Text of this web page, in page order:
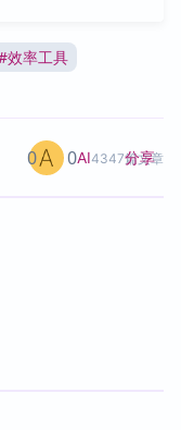
效率工具
AI4347篇文章
0 0 分享